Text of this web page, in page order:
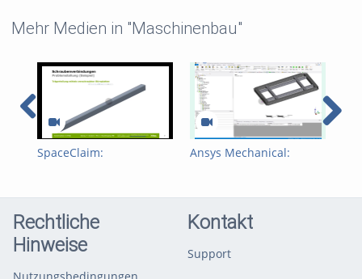
Mehr Medien in "Maschinenbau"
SpaceClaim:
Ansys Mechanical:
erzeugen
Rechtliche
Hinweise
Kontakt
Support